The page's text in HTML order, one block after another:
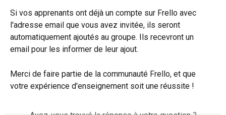
Si vos apprenants ont déjà un compte sur Frello avec
l'adresse email que vous avez invitée, ils seront
automatiquement ajoutés au groupe. Ils recevront un
email pour les informer de leur ajout.
Merci de faire partie de la communauté Frello, et que
votre expérience d'enseignement soit une réussite !